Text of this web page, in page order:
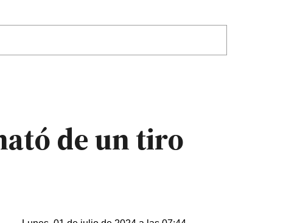
de un tiro